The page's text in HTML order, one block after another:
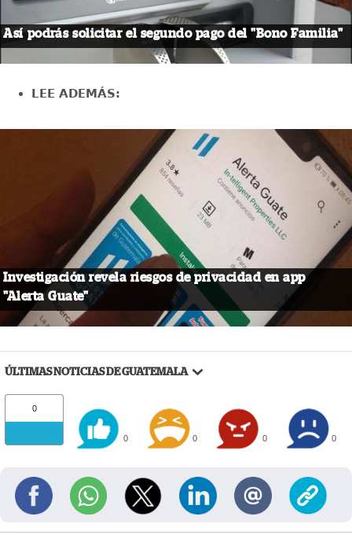
Así podrás solicitar el segundo pago del "Bono Familia"
LEE ADEMÁS:
Investigación revela riesgos de privacidad en app
"Alerta Guate"
ÚLTIMAS NOTICIAS DE GUATEMALA
0
0 0 0 0